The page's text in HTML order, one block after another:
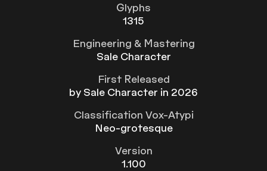
Glyphs
1315
Engineering & Mastering
Sale Character
First Released
by Sale Character in 2026
Classification Vox-Atypi
Neo-grotesque
Version
1.100